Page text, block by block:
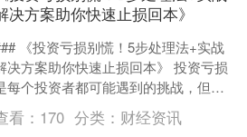
决方案助你快速止损回本》
《投资亏损别慌！5步处理法+实战
决方案助你快速止损回本》 投资亏损
每个投资者都可能遇到的挑战，但慌
乱只会让情况更糟。本文将用通俗易懂
语言，为你提供....
看： 170 分类： 财经资讯